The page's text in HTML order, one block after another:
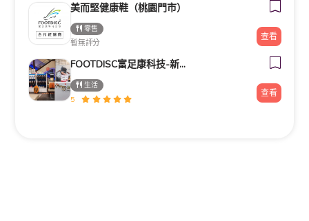
美而堅健康鞋（桃園門市）
零售
暫無評分
查看
FOOTDISC富足康科技-新光三越-桃園站前店
生活
5
查看